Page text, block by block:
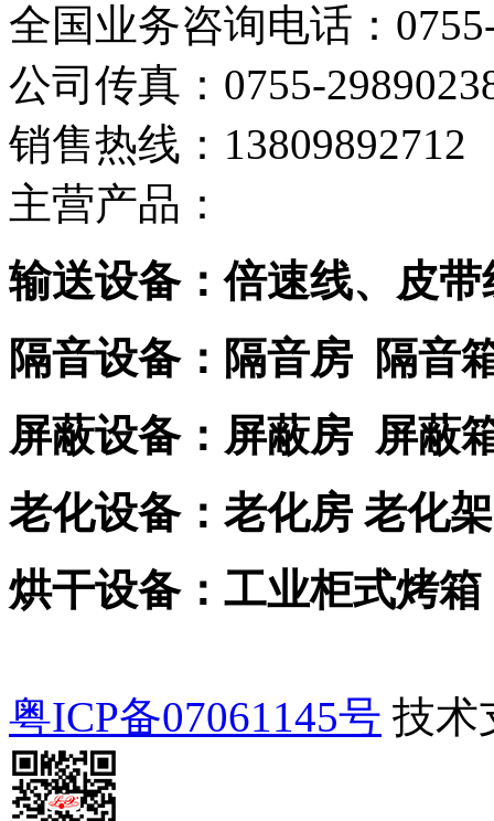
全国业务咨询电话：
公司传真：0755-
销售热线：13809892712
主营产品：
输送设备：倍速线、皮
隔音设备：隔音房 隔音
屏蔽设备：屏蔽房 屏蔽
老化设备：老化房 老化架
烘干设备：工业柜式烤
粤ICP备07061145号 技术